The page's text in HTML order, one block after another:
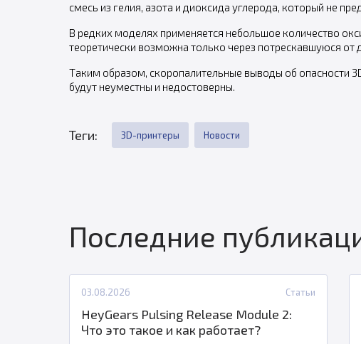
смесь из гелия, азота и диоксида углерода, который не
В редких моделях применяется небольшое количество
теоретически возможна только через потрескавшуюся от
Таким образом, скоропалительные выводы об опасности
будут неуместны и недостоверны.
Теги: 3D-принтеры Новости
Последние
03.08.2026 Статьи
HeyGears Pulsing Release Module 2:
Что это такое и как работает?